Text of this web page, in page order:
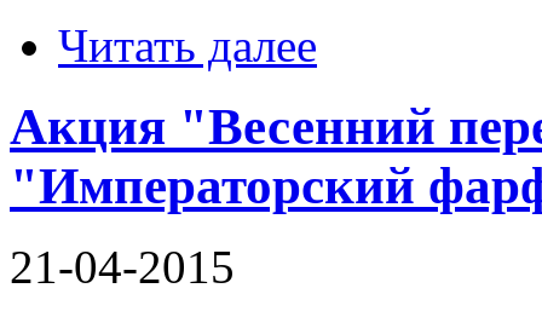
Читать далее
Акция "Весенний
"Императорский
21-04-2015